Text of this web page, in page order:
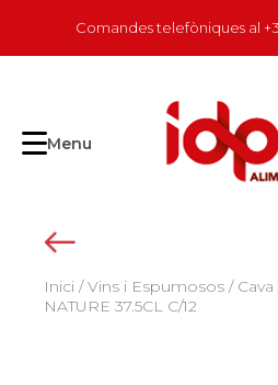
content
Comandes telefòniques al
Menu
Inici /Vins i Espumosos / Cava
NATURE 37.5CL C/12